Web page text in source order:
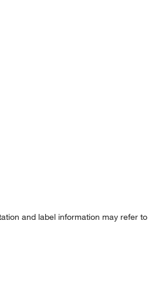
and label information may refer